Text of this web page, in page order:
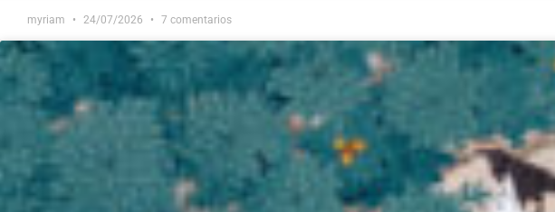
myriam 24/07/2026 7 comentarios